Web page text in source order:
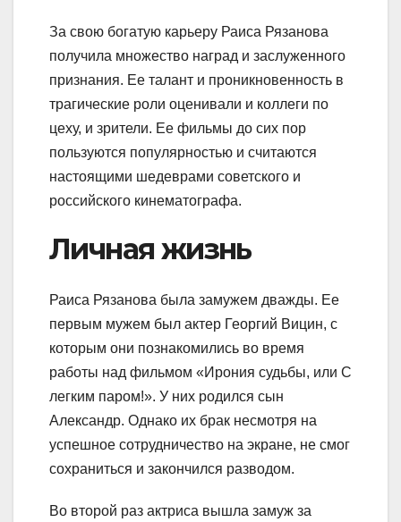
За свою богатую карьеру Раиса Рязанова
получила множество наград и заслуженного
признания. Ее талант и проникновенность в
трагические роли оценивали и коллеги по
цеху, и зрители. Ее фильмы до сих пор
пользуются популярностью и считаются
настоящими шедеврами советского и
российского кинематографа.
Личная жизнь
Раиса Рязанова была замужем дважды. Ее
первым мужем был актер Георгий Вицин, с
которым они познакомились во время
работы над фильмом «Ирония судьбы, или С
легким паром!». У них родился сын
Александр. Однако их брак несмотря на
успешное сотрудничество на экране, не смог
сохраниться и закончился разводом.
Во второй раз актриса вышла замуж за